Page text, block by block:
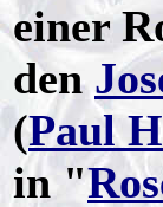
einer
den
(Paul
in "